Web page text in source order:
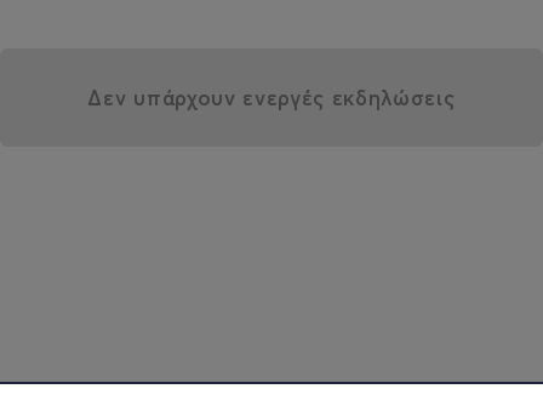
Δεν υπάρχουν ενεργές εκδηλώσεις